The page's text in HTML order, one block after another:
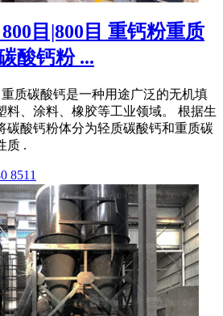
目|800目 重钙粉重质
酸钙粉 ...
质碳酸钙是一种用途广泛的无机填
料、涂料、橡胶等工业领域。 根据生
碳酸钙粉体分为轻质碳酸钙和重质碳
质 .
8511